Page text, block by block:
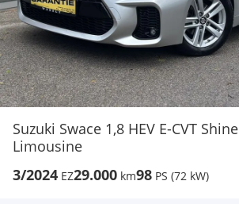
Suzuki Swace 1,8 HEV E-CVT Shine
Limousine
3/2024 EZ29.000 km98 PS (72 kW)